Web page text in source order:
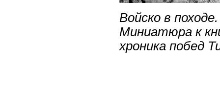
Войско в
Миниатюра к
хроника побед